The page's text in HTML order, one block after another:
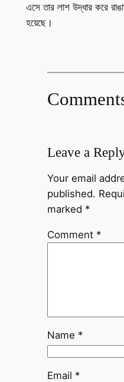
এসে তার লাশ উদ্ধার করে
হয়েছে।
Leave a
Your email
published.
marked *
Comment *
Name *
Email *